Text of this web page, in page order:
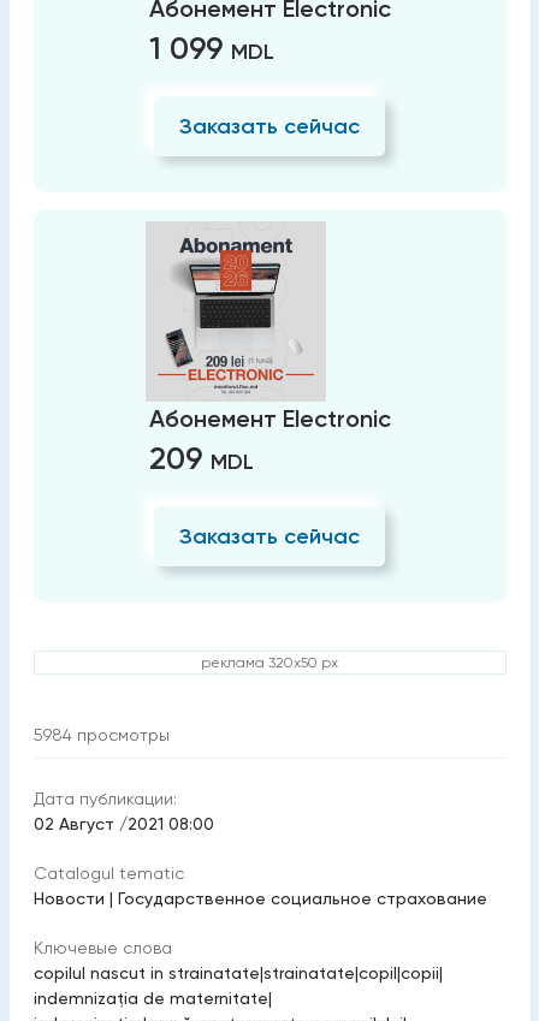
Абонемент Electronic
1 099 MDL
Заказать сейчас
Абонемент Electronic
209 MDL
Заказать сейчас
реклама 320x50 px
5984 просмотры
Дата публикации:
02 Август /2021 08:00
Catalogul tematic
Новости | Государственное социальное страхование
Ключевые слова
copilul nascut in strainatate|strainatate|copil|copii|
indemnizaţia de maternitate|